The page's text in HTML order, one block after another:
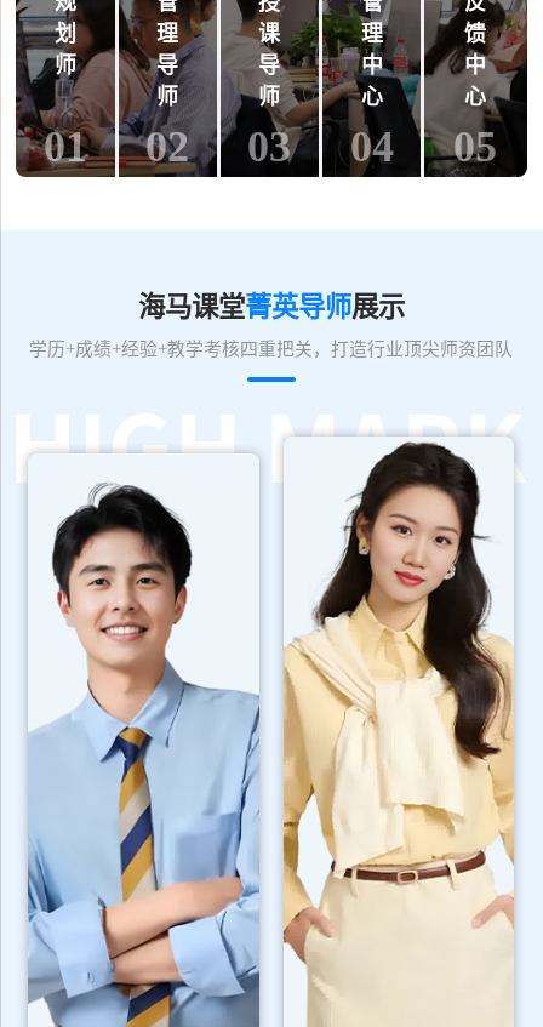
划
师
01
理
导
师
02
课
导
师
03
理
中
心
04
馈
中
心
05
海马课堂菁英导师展示
学历+成绩+经验+教学考核四重把关，打造行业顶尖师资团队